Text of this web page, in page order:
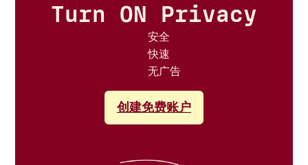
Turn ON Privacy
安全
快速
无广告
创建免费账户